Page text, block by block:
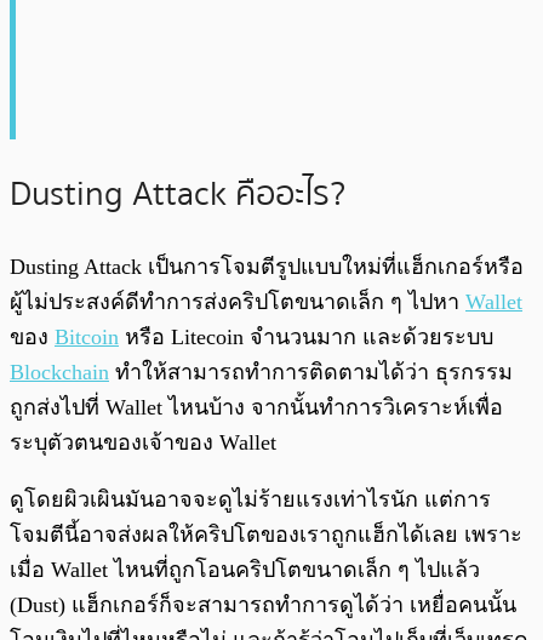
Dusting Attack คืออะไร?
Dusting Attack เป็นการโจมตีรูปแบบใหม่ที่แฮ็กเกอร์หรือ
ผู้ไม่ประสงค์ดีทำการส่งคริปโตขนาดเล็ก ๆ ไปหา Wallet
ของ Bitcoin หรือ Litecoin จำนวนมาก และด้วยระบบ
Blockchain ทำให้สามารถทำการติดตามได้ว่า ธุรกรรม
ถูกส่งไปที่ Wallet ไหนบ้าง จากนั้นทำการวิเคราะห์เพื่อ
ระบุตัวตนของเจ้าของ Wallet
ดูโดยผิวเผินมันอาจจะดูไม่ร้ายแรงเท่าไรนัก แต่การ
โจมตีนี้อาจส่งผลให้คริปโตของเราถูกแฮ็กได้เลย เพราะ
เมื่อ Wallet ไหนที่ถูกโอนคริปโตขนาดเล็ก ๆ ไปแล้ว
(Dust) แฮ็กเกอร์ก็จะสามารถทำการดูได้ว่า เหยื่อคนนั้น